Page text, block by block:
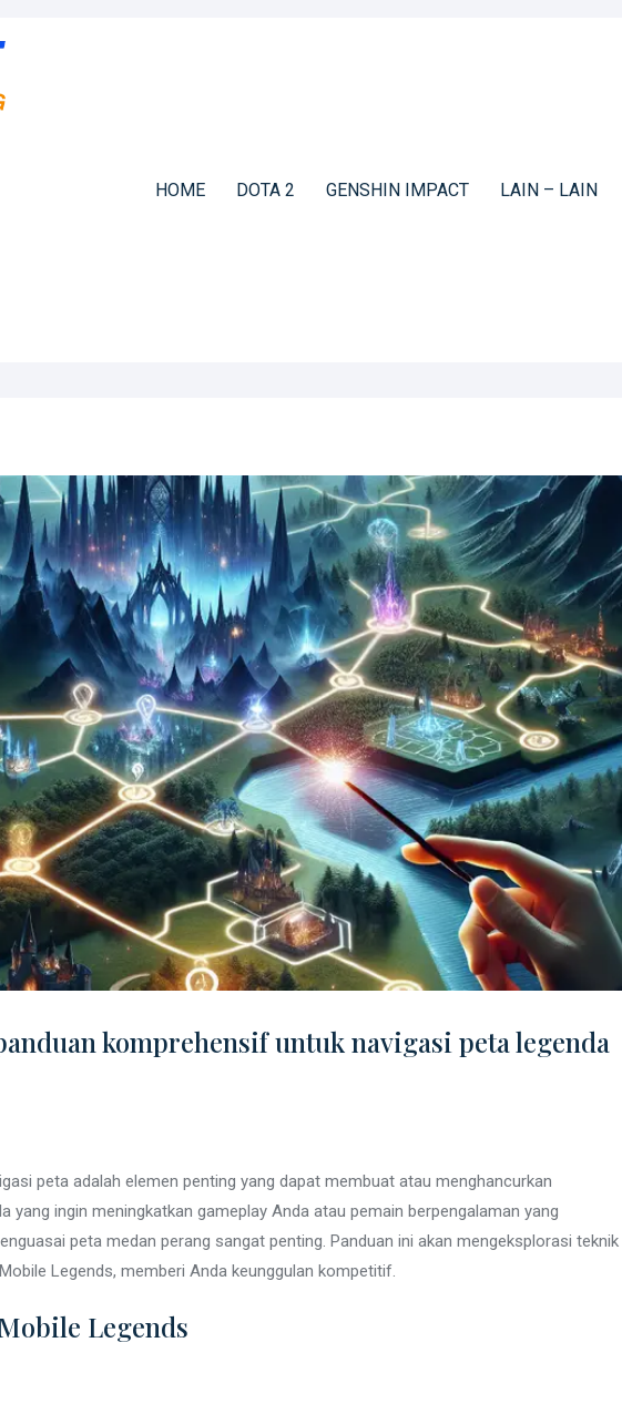
HOME DOTA 2 GENSHIN IMPACT LAIN – LAIN
komprehensif untuk navigasi peta legenda
peta adalah elemen penting yang dapat membuat atau menghancurkan
yang ingin meningkatkan gameplay Anda atau pemain berpengalaman yang
peta medan perang sangat penting. Panduan ini akan mengeksplorasi teknik
Legends, memberi Anda keunggulan kompetitif.
Legends